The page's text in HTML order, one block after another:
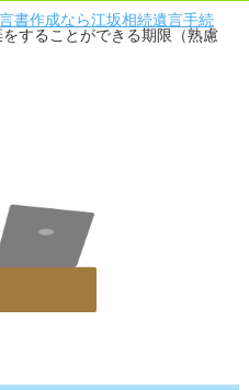
書作成なら江坂相続遺言手続
することができる期限（熟慮